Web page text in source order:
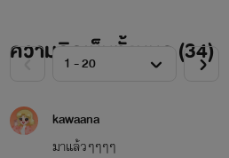
ความคิดเห็นทั้งหมด (34)
kawaana
มาแล้วๆๆๆๆ